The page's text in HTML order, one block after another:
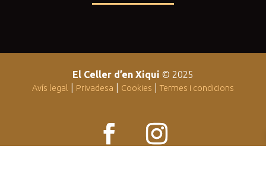
El Celler d’en Xiqui © 2025
Avís legal Privadesa Cookies Termes i condicions